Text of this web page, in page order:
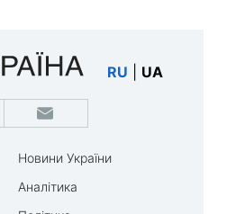
RU UA
Новини України
Аналітика